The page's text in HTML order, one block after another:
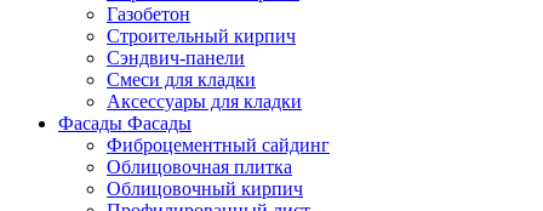
Газобетон
Строительный кирпич
Сэндвич-панели
Смеси для кладки
Аксессуары для кладки
Фасады Фасады
Фиброцементный сайдинг
Облицовочная плитка
Облицовочный кирпич